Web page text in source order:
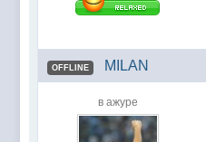
OFFLINE MILAN
в ажуре